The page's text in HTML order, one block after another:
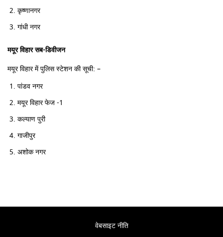
कृष्णानगर
गांधी नगर
मयूर विहार सब-डिवीजन
मयूर विहार में पुलिस स्टेशन की सूची: –
पांडव नगर
मयूर विहार फेज -1
कल्याण पुरी
गाजीपुर
अशोक नगर
वेबसाइट नीति